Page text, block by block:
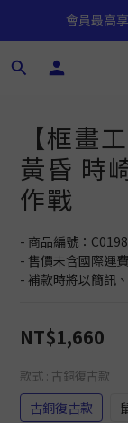
會員最高
【框畫
黃昏 時
作戰
- 商品編號：
- 售價未含國際運
- 補款時將以簡訊
NT$1,660
款式 : 古銅復古款
古銅復古款